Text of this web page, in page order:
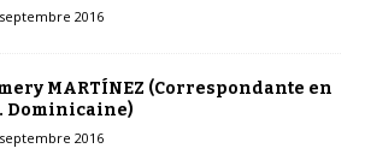
2016
MARTÍNEZ (Correspondante en
Dominicaine)
2016